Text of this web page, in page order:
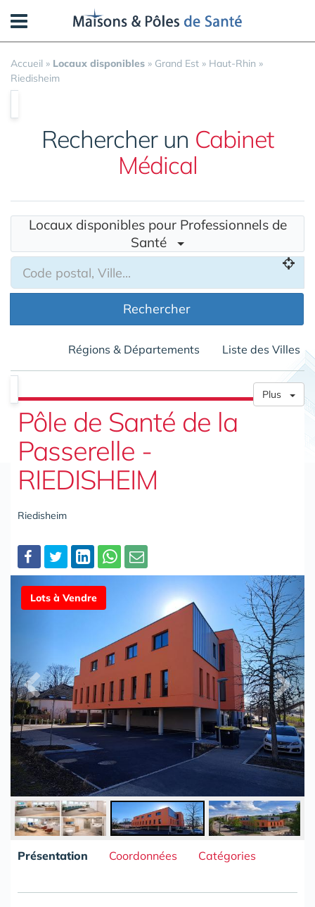
Accueil » Locaux disponibles » Grand Est » Haut-Rhin »
Riedisheim
Rechercher un Cabinet
Médical
Locaux disponibles pour Professionnels de
Santé
Rechercher
Régions & Départements Liste des Villes
Plus
Pôle de Santé de la
Passerelle -
RIEDISHEIM
Riedisheim
Partager
Lots à Vendre
Présentation Coordonnées Catégories
Panneau de gestion des cookies